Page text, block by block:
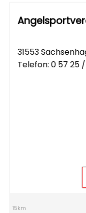
31553
Telefon: 0 57 25 /
15km